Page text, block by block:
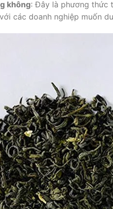
không: Đây là phương thức
các doanh nghiệp muốn